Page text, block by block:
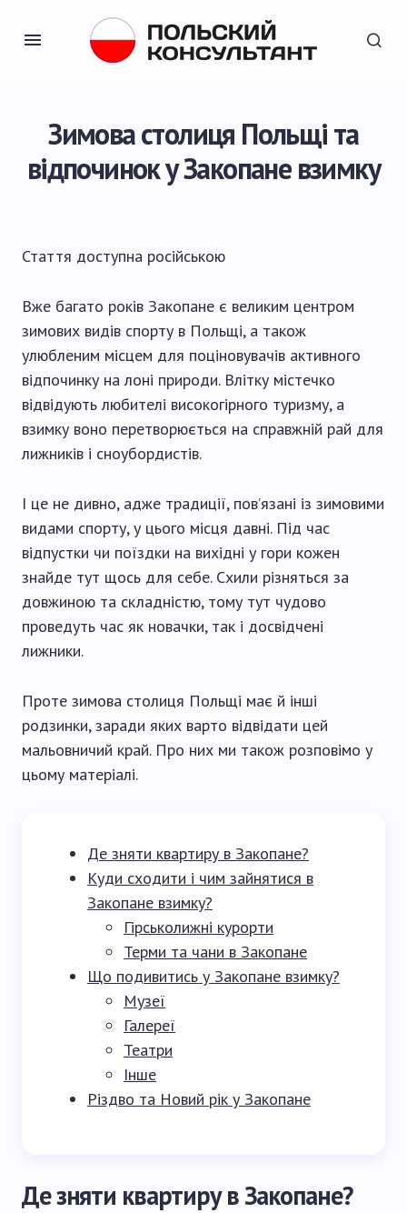
Зимова столиця Польщі та
відпочинок у Закопане взимку
Стаття доступна російською
Вже багато років Закопане є великим центром
зимових видів спорту в Польщі, а також
улюбленим місцем для поціновувачів активного
відпочинку на лоні природи. Влітку містечко
відвідують любителі високогірного туризму, а
взимку воно перетворюється на справжній рай для
лижників і сноубордистів.
І це не дивно, адже традиції, пов’язані із зимовими
видами спорту, у цього місця давні. Під час
відпустки чи поїздки на вихідні у гори кожен
знайде тут щось для себе. Схили різняться за
довжиною та складністю, тому тут чудово
проведуть час як новачки, так і досвідчені
лижники.
Проте зимова столиця Польщі має й інші
родзинки, заради яких варто відвідати цей
мальовничий край. Про них ми також розповімо у
цьому матеріалі.
Де зняти квартиру в Закопане?
Куди сходити і чим зайнятися в
Закопане взимку?
Гірськолижні курорти
Терми та чани в Закопане
Що подивитись у Закопане взимку?
Музеї
Галереї
Театри
Інше
Різдво та Новий рік у Закопане
Де зняти квартиру в Закопане?